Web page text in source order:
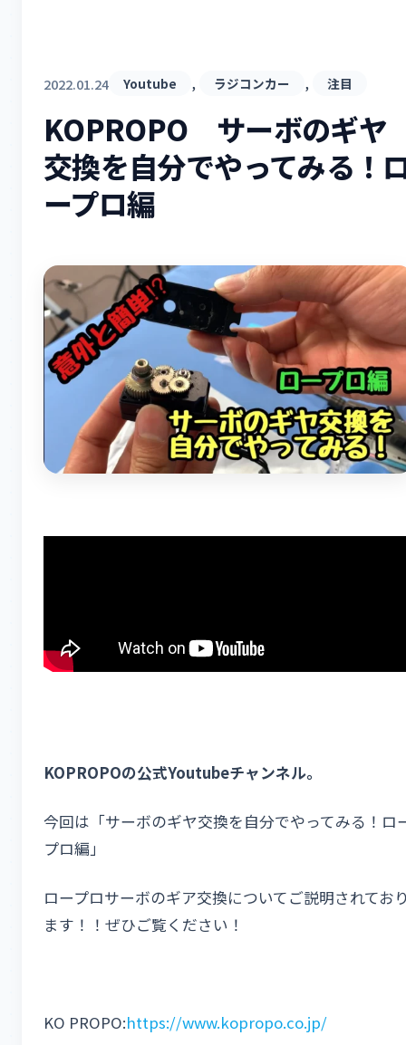
2022.01.24 Youtube , ラジコンカー , 注目
KOPROPO サーボのギヤ
交換を自分でやってみる！
ープロ編
KOPROPOの公式Youtubeチャンネル。
今回は「サーボのギヤ交換を自分でやってみる！ロ
プロ編」
ロープロサーボのギア交換についてご説明されてお
ます！！ぜひご覧ください！
KO PROPO:https://www.kopropo.co.jp/